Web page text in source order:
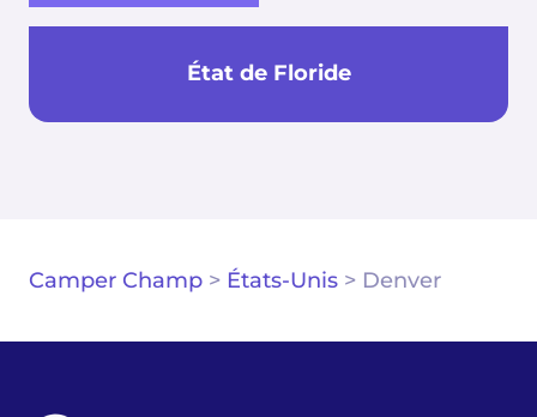
État de Floride
Camper Champ > États-Unis > Denver